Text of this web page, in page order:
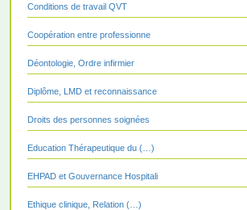
Conditions de travail QVT
Coopération entre professionne
Déontologie, Ordre infirmier
Diplôme, LMD et reconnaissance
Droits des personnes soignées
Education Thérapeutique du (…)
EHPAD et Gouvernance Hospitali
Ethique clinique, Relation (…)